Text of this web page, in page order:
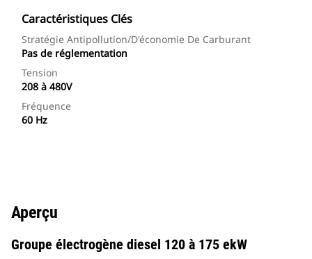
Caractéristiques Clés
Stratégie Antipollution/d'économie De Carburant
Pas de réglementation
Tension
208 à 480V
Fréquence
60 Hz
Aperçu
Groupe électrogène diesel 120 à 175 ekW